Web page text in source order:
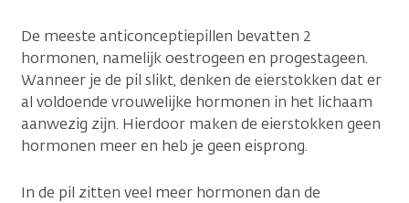
De meeste anticonceptiepillen bevatten 2
hormonen, namelijk oestrogeen en progestageen.
Wanneer je de pil slikt, denken de eierstokken dat er
al voldoende vrouwelijke hormonen in het lichaam
aanwezig zijn. Hierdoor maken de eierstokken geen
hormonen meer en heb je geen eisprong.
In de pil zitten veel meer hormonen dan de